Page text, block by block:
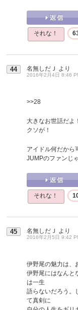
それな！
44 名無しだＪ より
2016年2月4日 8:46
>>28
大きなお世話だよ
クソが！
アイドル何だから
JUMPのファンじ
それな！
45 名無しだＪ より
2016年2月5日 9:42
伊野尾の魅力は、
伊野尾にはなんと
は一生
語らないだろう。
て真剣に